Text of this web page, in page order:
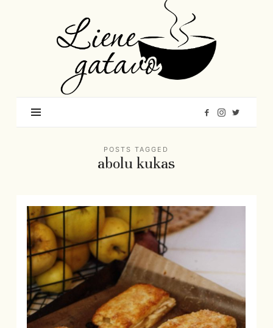
Gatavo
–
Mana
garšu
pasaule
POSTS TAGGED
abolu kukas